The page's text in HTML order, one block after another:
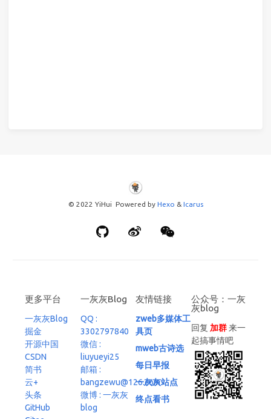
© 2022 YiHui Powered by Hexo & Icarus
更多平台
一灰灰Blog
掘金
开源中国
CSDN
简书
云+
头条
GitHub
一灰灰Blog
QQ :
3302797840
微信 :
liuyueyi25
邮箱 :
bangzewu@126.com
微博 : 一灰灰
blog
友情链接
zweb多媒体工
具页
mweb古诗选
每日早报
一灰灰站点
终点看书
公众号：一灰
灰blog
回复 加群来一
起搞事情吧